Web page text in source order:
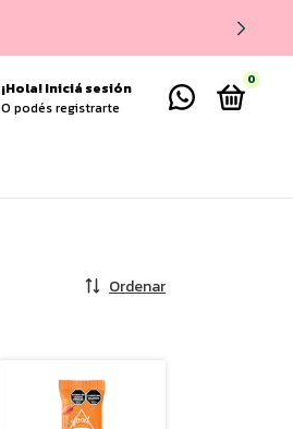
¡Hola!Iniciá sesión
O podés registrarte
0
Ordenar